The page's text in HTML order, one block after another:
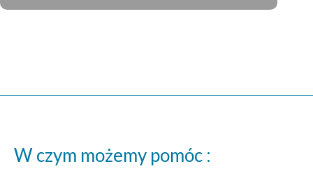
W czym możemy pomóc :